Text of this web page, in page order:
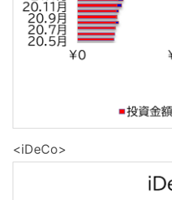
<iDeCo>